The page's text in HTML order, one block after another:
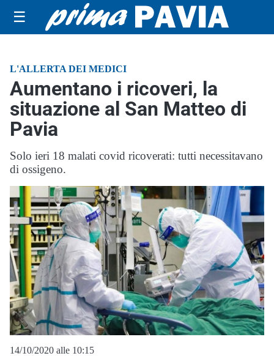
☰
L'ALLERTA DEI MEDICI
Aumentano i ricoveri, la
situazione al San Matteo di
Pavia
Solo ieri 18 malati covid ricoverati: tutti necessitavano
di ossigeno.
14/10/2020 alle 10:15